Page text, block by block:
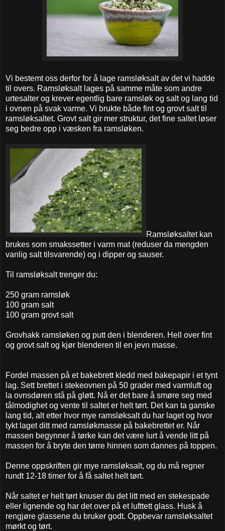
Vi bestemt oss derfor for å lage ramsløksalt av det vi hadde
til overs. Ramsløksalt lages på samme måte som andre
urtesalter og krever egentlig bare ramsløk og salt og lang tid
i ovnen på svak varme. Vi brukte både fint og grovt salt til
ramsløksaltet. Grovt salt gir mer struktur, det fine saltet løser
seg bedre opp i væsken fra ramsløken.
Ramsløksaltet kan
brukes som smakssetter i varm mat (reduser da mengden
vanlig salt tilsvarende) og i dipper og sauser.
Til ramsløksalt trenger du:
250 gram ramsløk
100 gram salt
100 gram grovt salt
Grovhakk ramsløken og putt den i blenderen. Hell over fint
og grovt salt og kjør blenderen til en jevn masse.
Fordel massen på et bakebrett kledd med bakepapir i et tynt
lag. Sett brettet i stekeovnen på 50 grader med varmluft og
la ovnsdøren stå på gløtt. Nå er det bare å smøre seg med
tålmodighet og vente til saltet er helt tørt. Det kan ta ganske
lang tid, alt etter hvor mye ramsløksalt du har laget og hvor
tykt laget ditt med ramsløkmasse på bakebrettet er. Når
massen begynner å tørke kan det være lurt å vende litt på
massen for å bryte den tørre hinnen som dannes på toppen.
Denne oppskriften gir mye ramsløksalt, og du må regner
rundt 12-18 timer for å få saltet helt tørt.
Når saltet er helt tørt knuser du det litt med en stekespade
eller lignende og har det over på et lufttett glass. Husk å
rengjøre glassene du bruker godt. Oppbevar ramsløksaltet
mørkt og tørt.